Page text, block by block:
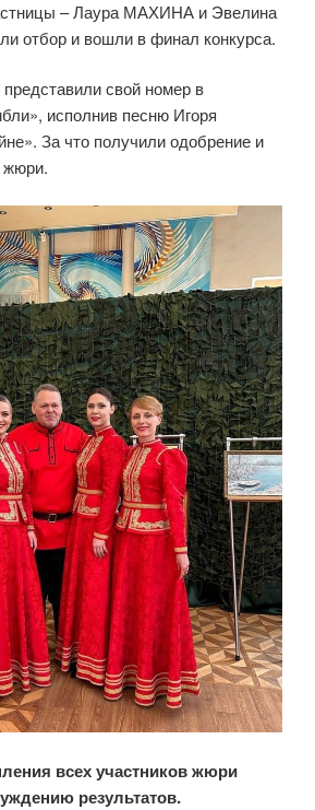
– Лаура МАХИНА и Эвелина
отбор и вошли в финал конкурса.
свой номер в
исполнив песню Игоря
За что получили одобрение и
жюри.
всех участников жюри
результатов.